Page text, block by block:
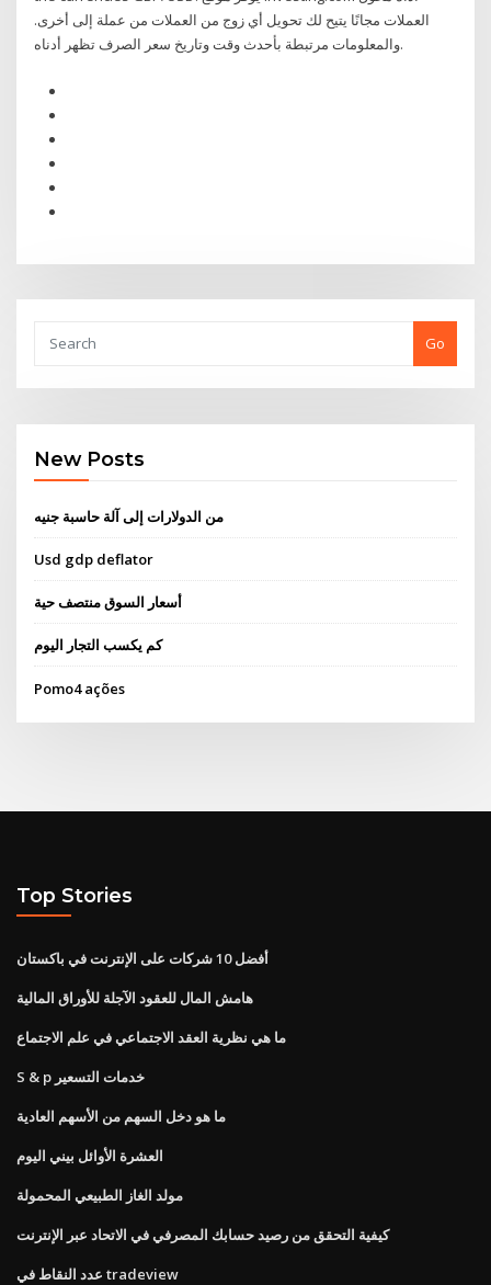
العملات مجانًا يتيح لك تحويل أي زوج من العملات من عملة إلى أخرى.
والمعلومات مرتبطة بأحدث وقت وتاريخ سعر الصرف تظهر أدناه.
Go
New Posts
من الدولارات إلى آلة حاسبة جنيه
Usd gdp deflator
أسعار السوق منتصف حية
كم يكسب التجار اليوم
Pomo4 ações
Top Stories
أفضل 10 شركات على الإنترنت في باكستان
هامش المال للعقود الآجلة للأوراق المالية
ما هي نظرية العقد الاجتماعي في علم الاجتماع
S & p خدمات التسعير
ما هو دخل السهم من الأسهم العادية
العشرة الأوائل بيني اليوم
مولد الغاز الطبيعي المحمولة
كيفية التحقق من رصيد حسابك المصرفي في الاتحاد عبر الإنترنت
عدد النقاط في tradeview